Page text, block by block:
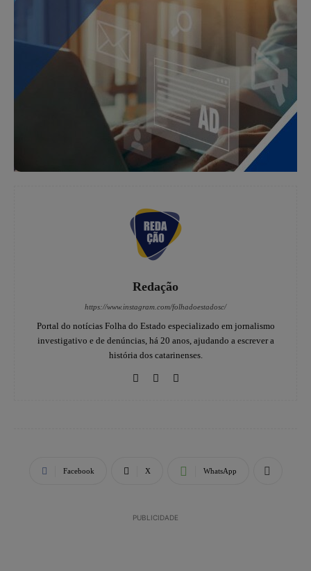
Redação
https://www.instagram.com/folhadoestadosc/
Portal do notícias Folha do Estado especializado em jornalismo
investigativo e de denúncias, há 20 anos, ajudando a escrever a
história dos catarinenses.
Facebook X WhatsApp
PUBLICIDADE